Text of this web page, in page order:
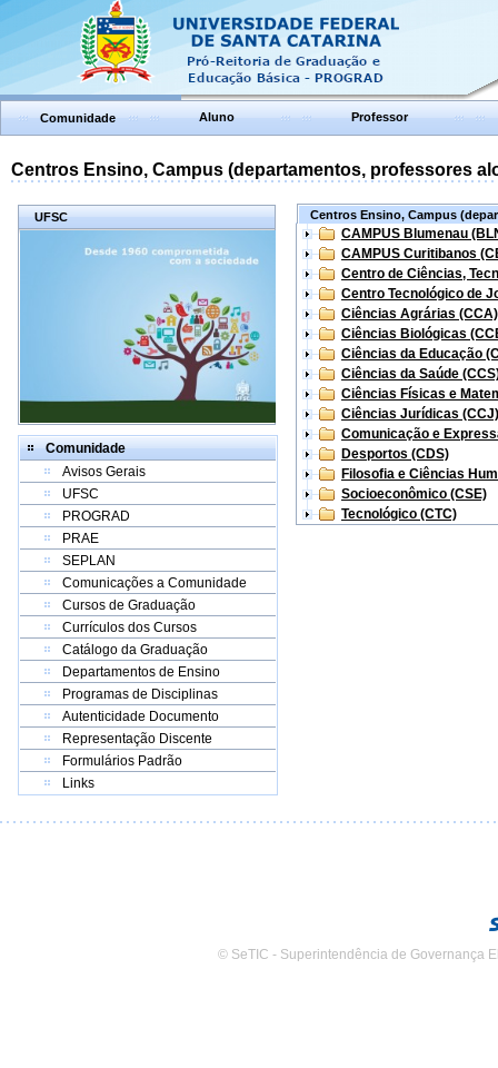
Comunidade Aluno Professor
Centros Ensino, Campus (departamentos, professores
UFSC
Comunidade
Avisos Gerais
UFSC
PROGRAD
PRAE
SEPLAN
Comunicações a Comunidade
Cursos de Graduação
Currículos dos Cursos
Catálogo da Graduação
Departamentos de Ensino
Programas de Disciplinas
Autenticidade Documento
Representação Discente
Formulários Padrão
Links
Centros Ensino, Campus
CAMPUS Blumenau
CAMPUS Curitibanos
Centro de Ciências,
Centro Tecnológico de
Ciências Agrárias (CCA)
Ciências Biológicas
Ciências da Educação
Ciências da Saúde
Ciências Físicas e
Ciências Jurídicas (CCJ)
Comunicação e
Desportos (CDS)
Filosofia e Ciências
Socioeconômico (CSE)
Tecnológico (CTC)
© SeTIC - Superintendência de Governança